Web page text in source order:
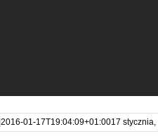
2016-01-17T19:04:09+01:0017 stycznia,